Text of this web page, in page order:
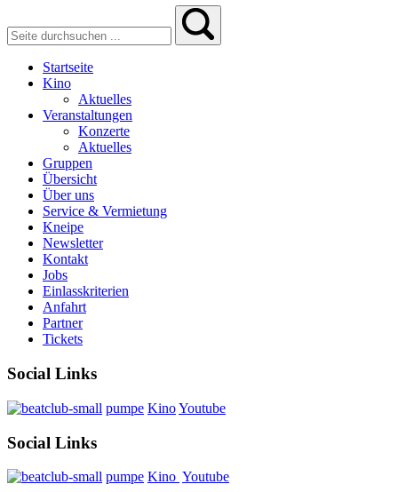
Startseite
Kino
Aktuelles
Veranstaltungen
Konzerte
Aktuelles
Gruppen
Übersicht
Über uns
Service & Vermietung
Kneipe
Newsletter
Kontakt
Jobs
Einlasskriterien
Anfahrt
Partner
Tickets
Social Links
pumpe KinoYoutube
Social Links
pumpe Kino Youtube